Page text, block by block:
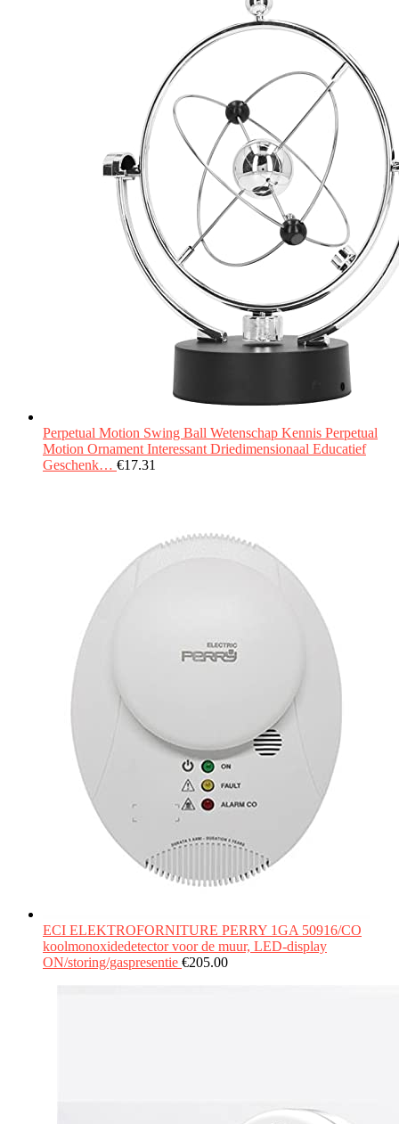
Perpetual Motion Swing Ball Wetenschap Kennis Perpetual
Motion Ornament Interessant Driedimensionaal Educatief
Geschenk… €17.31
ECI ELEKTROFORNITURE PERRY 1GA 50916/CO
koolmonoxidedetector voor de muur, LED-display
ON/storing/gaspresentie €205.00